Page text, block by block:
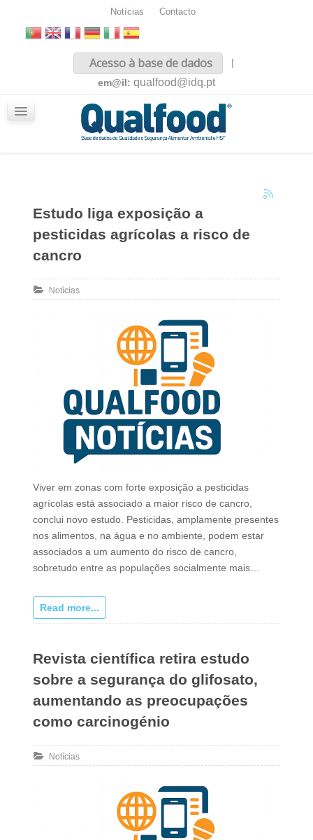
Notícias Contacto
Acesso à base de dados
|
em@il: qualfood@idq.pt
Estudo liga exposição a
pesticidas agrícolas a risco de
cancro
Notícias
Viver em zonas com forte exposição a pesticidas
agrícolas está associado a maior risco de cancro,
conclui novo estudo. Pesticidas, amplamente presentes
nos alimentos, na água e no ambiente, podem estar
associados a um aumento do risco de cancro,
sobretudo entre as populações socialmente mais…
Read more...
Revista científica retira estudo
sobre a segurança do glifosato,
aumentando as preocupações
como carcinogénio
Notícias